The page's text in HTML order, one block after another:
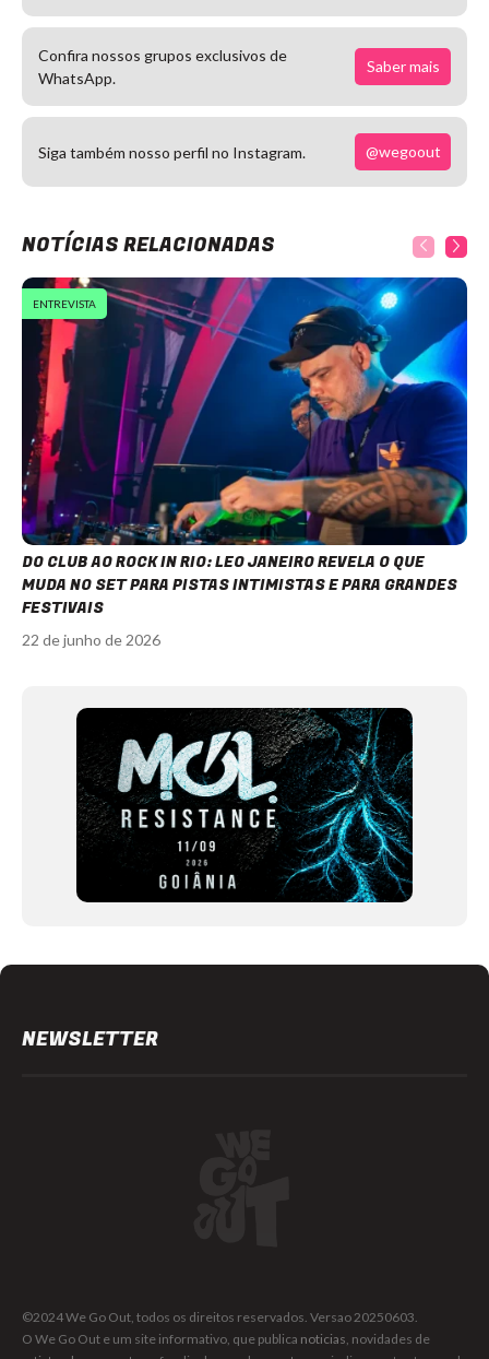
Confira nossos grupos exclusivos de
WhatsApp.
Saber mais
Siga também nosso perfil no Instagram. @wegoout
NOTÍCIAS RELACIONADAS
ENTREVISTA
DO CLUB AO ROCK IN RIO: LEO JANEIRO REVELA O QUE
MUDA NO SET PARA PISTAS INTIMISTAS E PARA GRANDES
FESTIVAIS
22 de junho de 2026
NEWSLETTER
©2024 We Go Out, todos os direitos reservados. Versao 20250603.
O We Go Out e um site informativo, que publica noticias, novidades de